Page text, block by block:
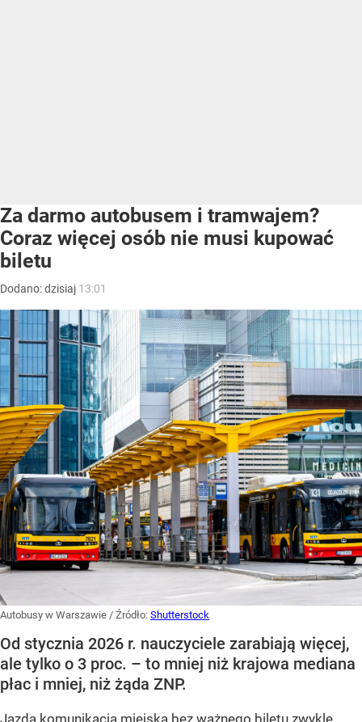
Za darmo autobusem i tramwajem?
Coraz więcej osób nie musi kupować
biletu
Dodano:dzisiaj 13:01
Autobusy w Warszawie / Źródło: Shutterstock
Od stycznia 2026 r. nauczyciele zarabiają więcej,
ale tylko o 3 proc. – to mniej niż krajowa mediana
płac i mniej, niż żąda ZNP.
Jazda komunikacją miejską bez ważnego biletu zwykle